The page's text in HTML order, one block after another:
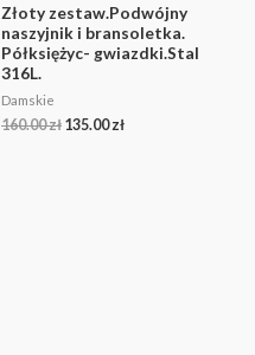
Złoty zestaw.Podwójny
naszyjnik i bransoletka.
Półksiężyc- gwiazdki.Stal
316L.
Damskie
160.00zł 135.00zł